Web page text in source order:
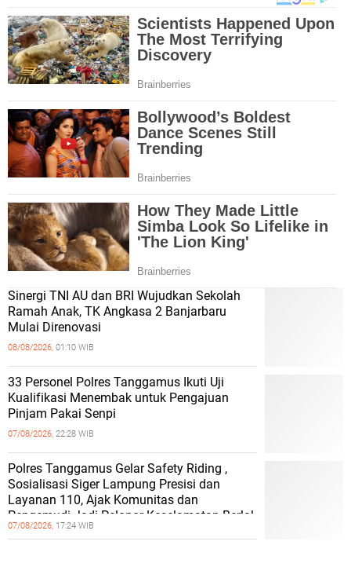
Sinergi TNI AU dan BRI Wujudkan Sekolah
Ramah Anak, TK Angkasa 2 Banjarbaru
Mulai Direnovasi
08/08/2026, 01:10 WIB
33 Personel Polres Tanggamus Ikuti Uji
Kualifikasi Menembak untuk Pengajuan
Pinjam Pakai Senpi
07/08/2026, 22:28 WIB
Polres Tanggamus Gelar Safety Riding ,
Sosialisasi Siger Lampung Presisi dan
Layanan 110, Ajak Komunitas dan
Pengemudi Jadi Pelopor Keselamatan Berlal
07/08/2026, 17:24 WIB